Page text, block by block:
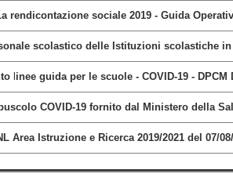
rendicontazione sociale 2019 - Guida
scolastico delle Istituzioni scolastiche
inee guida per le scuole - COVID-19 - DPCM
COVID-19 fornito dal Ministero della
Area Istruzione e Ricerca 2019/2021 del 07/